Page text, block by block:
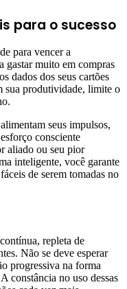
para o sucesso
para vencer a
gastar muito em compras
dados dos seus cartões
sua produtividade, limite o
seus impulsos,
consciente
aliado ou seu pior
inteligente, você garante
de serem tomadas no
repleta de
Não se deve esperar
progressiva na forma
constância no uso dessas